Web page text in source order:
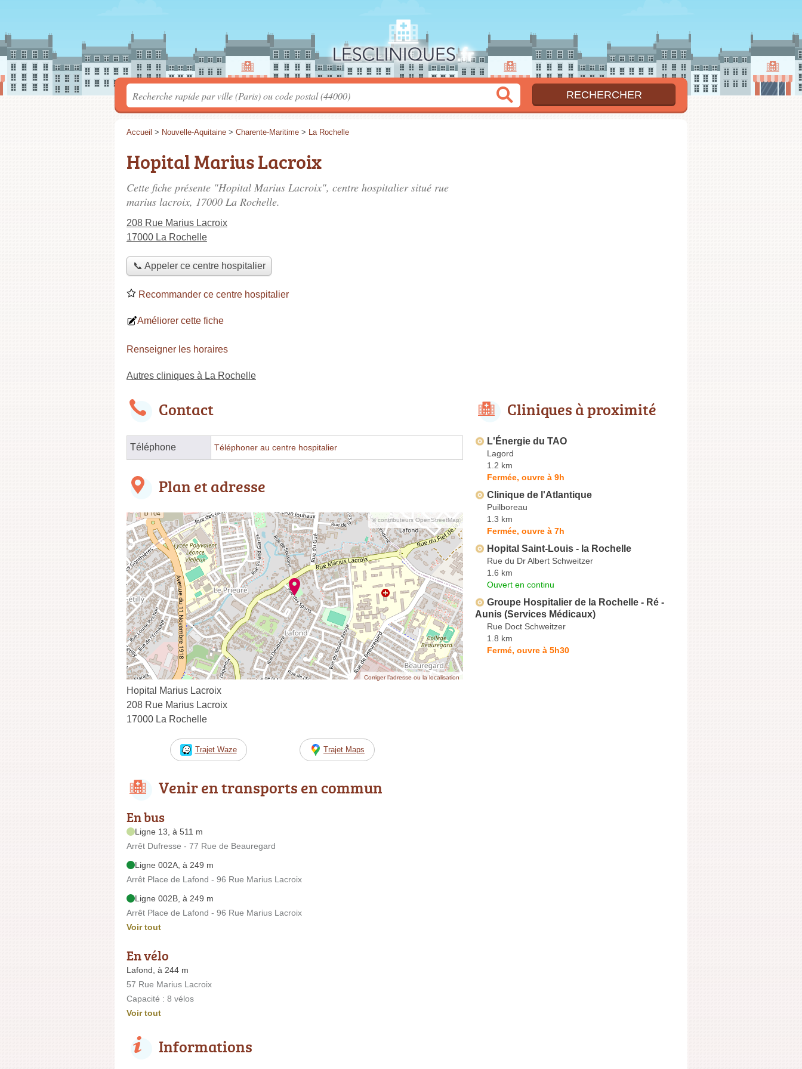
Accueil > Nouvelle-Aquitaine > Charente-Maritime > La Rochelle
Hopital Marius Lacroix
Cette fiche présente "Hopital Marius Lacroix", centre hospitalier situé rue
marius lacroix, 17000 La Rochelle.
208 Rue Marius Lacroix
17000 La Rochelle
📞 Appeler ce centre hospitalier
Recommander ce centre hospitalier
Améliorer cette fiche
Renseigner les horaires
Autres cliniques à La Rochelle
Contact
Téléphone Téléphoner au centre hospitalier
Plan et adresse
© contributeurs OpenStreetMap
Corriger l’adresse ou la localisation
Hopital Marius Lacroix
208 Rue Marius Lacroix
17000 La Rochelle
Trajet Waze Trajet Maps
Venir en transports en commun
En bus
Ligne 13, à 511 m
Arrêt Dufresse - 77 Rue de Beauregard
Ligne 002A, à 249 m
Arrêt Place de Lafond - 96 Rue Marius Lacroix
Ligne 002B, à 249 m
Arrêt Place de Lafond - 96 Rue Marius Lacroix
Voir tout
En vélo
Lafond, à 244 m
57 Rue Marius Lacroix
Capacité : 8 vélos
Voir tout
Informations
Cliniques à proximité
L'Énergie du TAO
Lagord
1.2 km
Fermée, ouvre à 9h
Clinique de l'Atlantique
Puilboreau
1.3 km
Fermée, ouvre à 7h
Hopital Saint-Louis - la Rochelle
Rue du Dr Albert Schweitzer
1.6 km
Ouvert en continu
Groupe Hospitalier de la Rochelle - Ré -
Aunis (Services Médicaux)
Rue Doct Schweitzer
1.8 km
Fermé, ouvre à 5h30